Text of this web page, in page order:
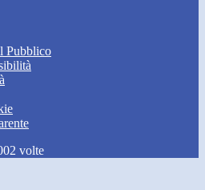
Pubblico
volte